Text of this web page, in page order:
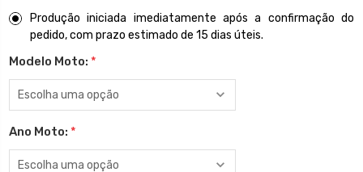
Produção iniciada imediatamente após a confirmação do
pedido, com prazo estimado de 15 dias úteis.
Modelo Moto: *
Ano Moto: *